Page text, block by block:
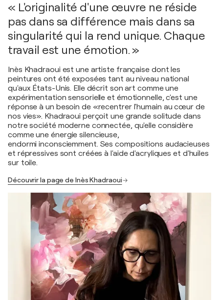
« L'originalité d'une œuvre ne réside
pas dans sa différence mais dans sa
singularité qui la rend unique. Chaque
travail est une émotion. »
Inès Khadraoui est une artiste française dont les
peintures ont été exposées tant au niveau national
qu'aux États-Unis. Elle décrit son art comme une
expérimentation sensorielle et émotionnelle, c'est une
réponse à un besoin de «recentrer l'humain au cœur de
nos vies». Khadraoui perçoit une grande solitude dans
notre société moderne connectée, qu'elle considère
comme une énergie silencieuse,
endormi inconsciemment. Ses compositions audacieuses
et répressives sont créées à l'aide d'acryliques et d'huiles
sur toile.
Découvrir la page de Inès Khadraoui